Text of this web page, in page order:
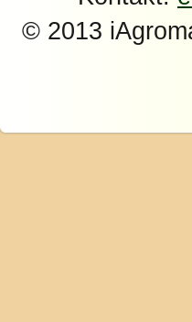
© 2013